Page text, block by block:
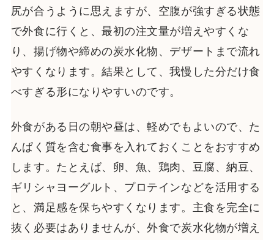
尻が合うように思えますが、空腹が強すぎる状態
で外食に行くと、最初の注文量が増えやすくな
り、揚げ物や締めの炭水化物、デザートまで流れ
やすくなります。結果として、我慢した分だけ食
べすぎる形になりやすいのです。
外食がある日の朝や昼は、軽めでもよいので、た
んぱく質を含む食事を入れておくことをおすすめ
します。たとえば、卵、魚、鶏肉、豆腐、納豆、
ギリシャヨーグルト、プロテインなどを活用する
と、満足感を保ちやすくなります。主食を完全に
抜く必要はありませんが、外食で炭水化物が増え